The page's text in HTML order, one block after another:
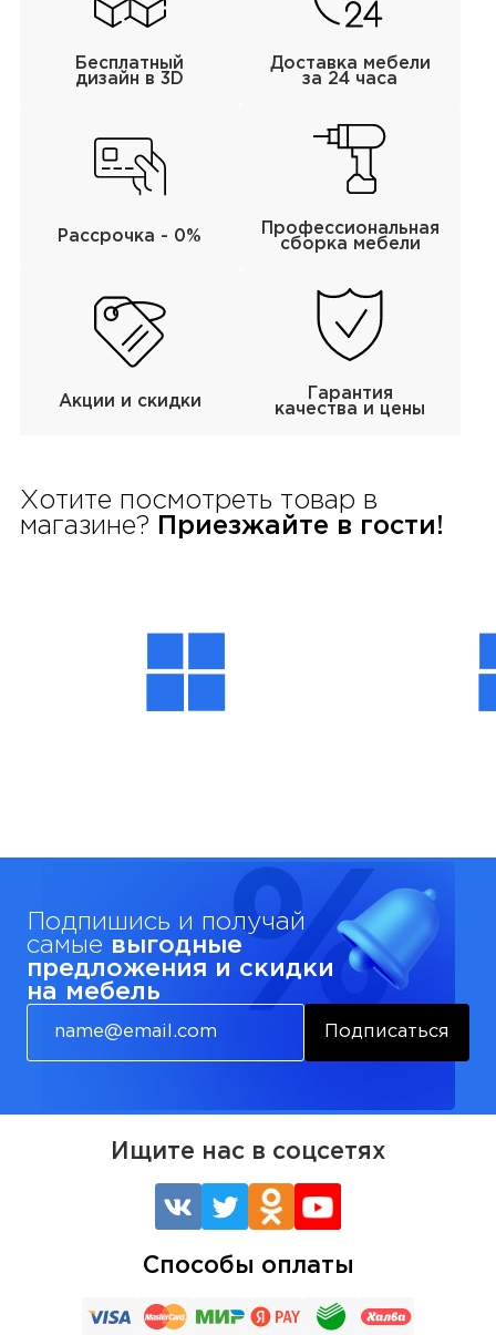
Бесплатный
дизайн в 3D
Доставка мебели
за 24 часа
Рассрочка - 0%
Профессиональная
сборка мебели
Акции и скидки
Гарантия
качества и цены
Хотите посмотреть товар в
магазине? Приезжайте в гости!
Подпишись и получай
самые выгодные
предложения и скидки
на мебель
Подписаться
Ищите нас в соцсетях
Способы оплаты